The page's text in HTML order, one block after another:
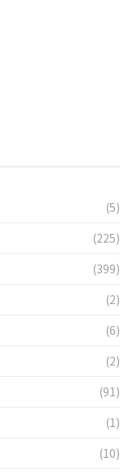
(5)
(225)
(399)
(2)
(6)
(2)
(91)
(1)
(10)